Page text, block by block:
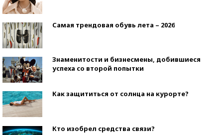
Самая трендовая обувь лета – 2026
Знаменитости и бизнесмены, добившиеся
успеха со второй попытки
Как защититься от солнца на курорте?
Кто изобрел средства связи?